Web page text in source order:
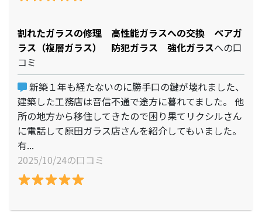
割れたガラスの修理 高性能ガラスへの交換 ペアガ
ラス（複層ガラス） 防犯ガラス 強化ガラスへの口
コミ
新築１年も経たないのに勝手口の鍵が壊れました、
建築した工務店は音信不通で途方に暮れてました。 他
所の地方から移住してきたので困り果てリクシルさん
に電話して原田ガラス店さんを紹介してもいました。
有...
2025/10/24の口コミ